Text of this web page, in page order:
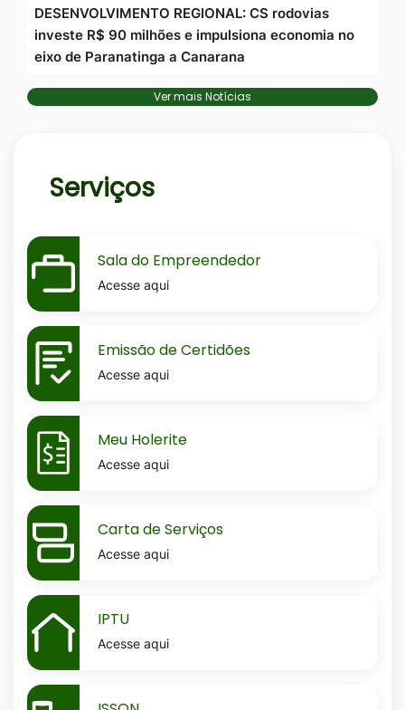
DESENVOLVIMENTO REGIONAL: CS rodovias
investe R$ 90 milhões e impulsiona economia no
eixo de Paranatinga a Canarana
Ver mais Notícias
Serviços
MaskSala-
do-
empreendedor
Sala do Empreendedor
Acesse aqui
MaskEmissao-
de-
certidoes
Emissão de Certidões
Acesse aqui
MaskMeu-
holerite
Meu Holerite
Acesse aqui
MaskCarta-
de-
servicos
Carta de Serviços
Acesse aqui
MaskIptuIPTU
Acesse aqui
MaskIssqn